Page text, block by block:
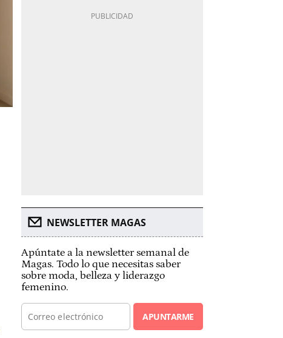
NEWSLETTER MAGAS
Apúntate a la newsletter semanal de
Magas. Todo lo que necesitas saber
sobre moda, belleza y liderazgo
femenino.
APUNTARME